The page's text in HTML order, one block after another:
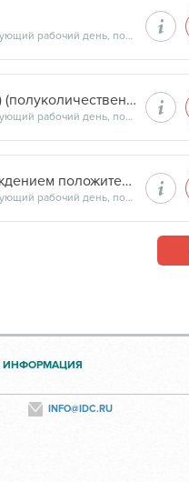
Продолжительность минут, готовность результатов — на следующий рабочий день, после 14:00
Гепатит В, выявление HBs Ag (сыворотка крови) (полуколичественный)
Продолжительность минут, готовность результатов — на следующий рабочий день, после 17:00
Гепатит C, выявление антител к HCV с подтверждением положительного результата (сыворотка крови) (полуколичественный)
Продолжительность минут, готовность результатов — на следующий рабочий день, после 17:00
ИНФОРМАЦИЯ
INFO@IDC.RU